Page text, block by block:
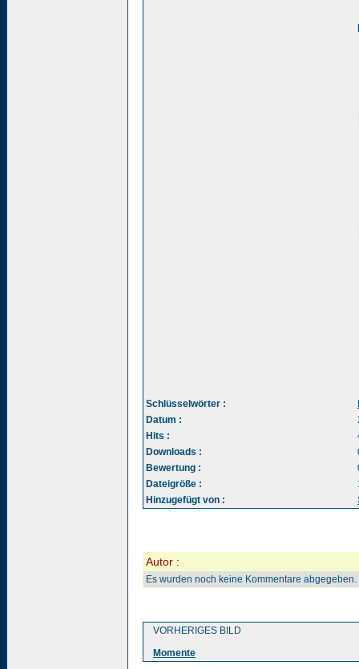
Schlüsselwörter :
Datum :
Hits :
Downloads :
Bewertung :
Dateigröße :
Hinzugefügt von :
Autor :
Es wurden noch keine Kommentare abgegeben.
VORHERIGES BILD
Momente